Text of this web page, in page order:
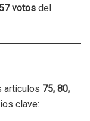
57 votos del
artículos 75, 80,
clave: